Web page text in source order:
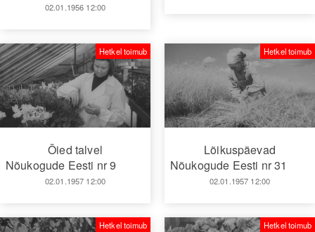
02.01.1956 12:00
Õied talvel
Nõukogude Eesti nr 9
02.01.1957 12:00
Hetkel toimub
Lõikuspäevad
Nõukogude Eesti nr 31
02.01.1957 12:00
Hetkel toimub
Hetkel toimub Hetkel toimub